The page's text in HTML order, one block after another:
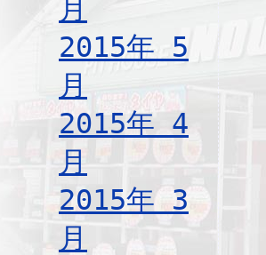
月
2015年 5
月
2015年 4
月
2015年 3
月